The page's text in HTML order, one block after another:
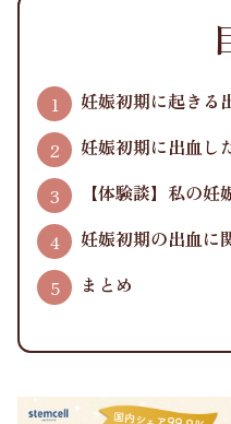
妊娠初期に起きる
妊娠初期に出血し
【体験談】私の
妊娠初期の出血に
まとめ